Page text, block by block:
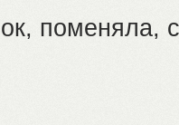
ок, поменяла,